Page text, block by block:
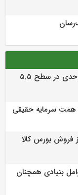
بورس تهران با رشد ۱۱۲ هزار واحدی در سطح ۵.۵
فروش بورس کالا
بنیادی همچنان